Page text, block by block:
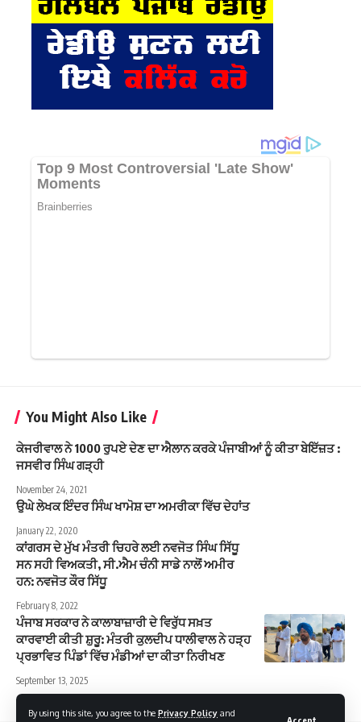
By using this site, you agree to the Privacy Policy and
Accept
You Might Also Like
ਕੇਜਰੀਵਾਲ ਨੇ 1000 ਰੁਪਏ ਦੇਣ ਦਾ ਐਲਾਨ ਕਰਕੇ ਪੰਜਾਬੀਆਂ ਨੂੰ ਕੀਤਾ ਬੇਇੱਜ਼ਤ :
ਜਸਵੀਰ ਸਿੰਘ ਗੜ੍ਹੀ
November 24, 2021
ਉਘੇ ਲੇਖਕ ਇੰਦਰ ਸਿੰਘ ਖਾਮੋਸ਼ ਦਾ ਅਮਰੀਕਾ ਵਿੱਚ ਦੇਹਾਂਤ
January 22, 2020
ਕਾਂਗਰਸ ਦੇ ਮੁੱਖ ਮੰਤਰੀ ਚਿਹਰੇ ਲਈ ਨਵਜੋਤ ਸਿੰਘ ਸਿੱਧੂ
ਸਨ ਸਹੀ ਵਿਅਕਤੀ, ਸੀ.ਐਮ ਚੰਨੀ ਸਾਡੇ ਨਾਲੋਂ ਅਮੀਰ
ਹਨ: ਨਵਜੋਤ ਕੌਰ ਸਿੱਧੂ
February 8, 2022
ਪੰਜਾਬ ਸਰਕਾਰ ਨੇ ਕਾਲਾਬਾਜ਼ਾਰੀ ਦੇ ਵਿਰੁੱਧ ਸਖ਼ਤ
ਕਾਰਵਾਈ ਕੀਤੀ ਸ਼ੁਰੂ: ਮੰਤਰੀ ਕੁਲਦੀਪ ਧਾਲੀਵਾਲ ਨੇ ਹੜ੍ਹ
ਪ੍ਰਭਾਵਿਤ ਪਿੰਡਾਂ ਵਿੱਚ ਮੰਡੀਆਂ ਦਾ ਕੀਤਾ​​​​​​​​​​​​​​​​ ਨਿਰੀਖਣ
September 13, 2025